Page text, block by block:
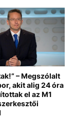
– Megszólalt
akit alig 24 óra
el az M1